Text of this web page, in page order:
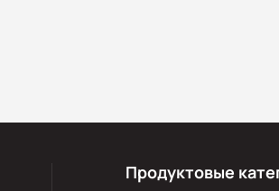
Продуктовые